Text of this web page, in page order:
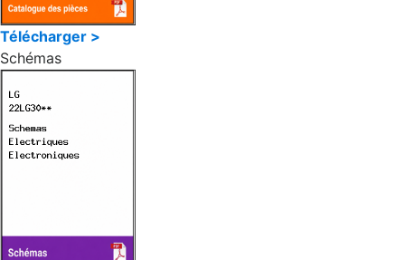
Télécharger >
Schémas